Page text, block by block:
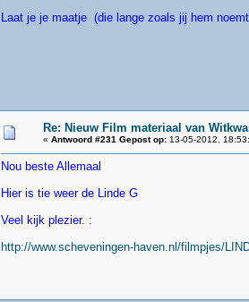
Laat je je maatje (die lange zoals jij hem
Re: Nieuw Film materiaal van
« Antwoord #231 Gepost op: 13-05-2012,
Nou beste Allemaal
Hier is tie weer de Linde G
Veel kijk plezier. :
http://www.scheveningen-haven.nl/filmpjes/